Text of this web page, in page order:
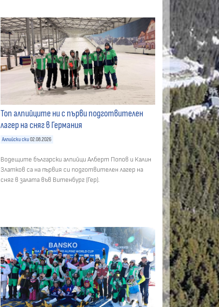
Топ алпийците ни с първи подготвителен
лагер на сняг в Германия
Алпийски ски 02.08.2026
Водещите български алпийци Алберт Попов и Калин
Златков са на първия си подготвителен лагер на
сняг в залата във Витенбург (Гер).